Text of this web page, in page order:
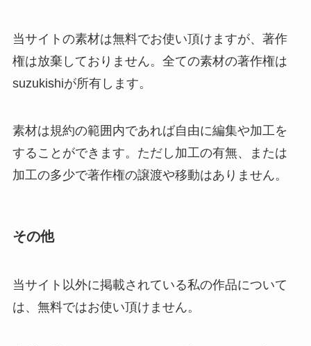
当サイトの素材は無料でお使い頂けますが、著作
権は放棄しておりません。全ての素材の著作権は
suzukishiが所有します。
素材は規約の範囲内であれば自由に編集や加工を
することができます。ただし加工の有無、または
加工の多少で著作権の譲渡や移動はありません。
その他
当サイト以外に掲載されている私の作品について
は、無料ではお使い頂けません。